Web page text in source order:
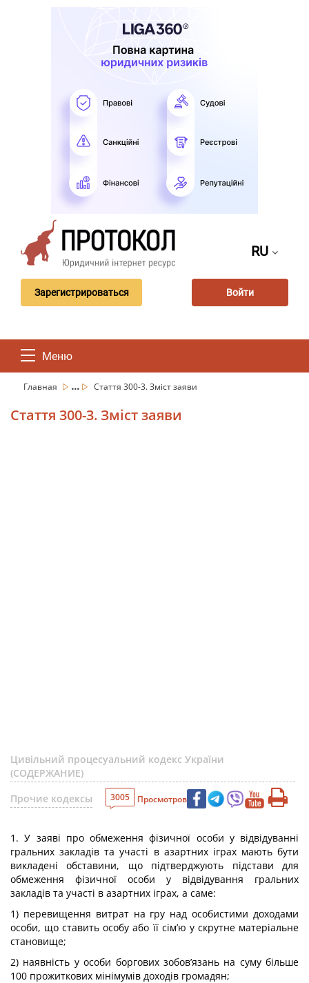
RU
Зарегистрироваться Войти
Меню
Главная ... Стаття 300-3. Зміст заяви
Стаття 300-3. Зміст заяви
Цивільний процесуальний кодекс України
(СОДЕРЖАНИЕ)
Прочие кодексы
3005 Просмотров
1. У заяві про обмеження фізичної особи у відвідуванні
гральних закладів та участі в азартних іграх мають бути
викладені обставини, що підтверджують підстави для
обмеження фізичної особи у відвідування гральних
закладів та участі в азартних іграх, а саме:
1) перевищення витрат на гру над особистими доходами
особи, що ставить особу або її сім’ю у скрутне матеріальне
становище;
2) наявність у особи боргових зобов’язань на суму більше
100 прожиткових мінімумів доходів громадян;